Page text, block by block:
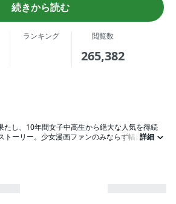
続きから読む
ランキング 閲覧数
265,382
たし、10年間女子中高生から絶大な人気を得続
トーリー。少女漫画ファンのみならず幅広い男
詳細